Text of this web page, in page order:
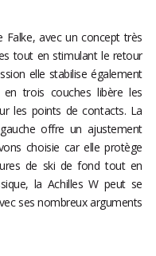
Falke, avec un concept très
tout en stimulant le retour
elle stabilise également
trois couches libère les
les points de contacts. La
offre un ajustement
choisie car elle protège
de ski de fond tout en
la Achilles W peut se
ses nombreux arguments